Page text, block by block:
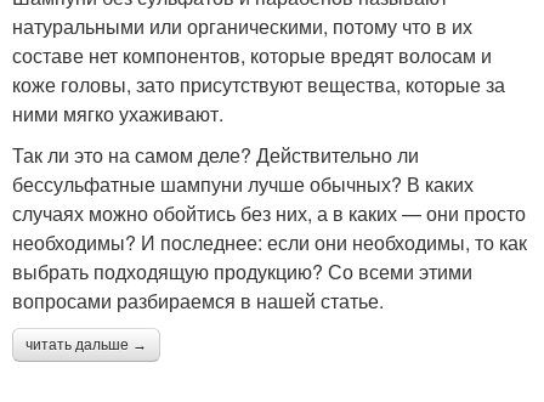
натуральными или органическими, потому что в их
составе нет компонентов, которые вредят волосам и
коже головы, зато присутствуют вещества, которые за
ними мягко ухаживают.
Так ли это на самом деле? Действительно ли
бессульфатные шампуни лучше обычных? В каких
случаях можно обойтись без них, а в каких — они просто
необходимы? И последнее: если они необходимы, то как
выбрать подходящую продукцию? Со всеми этими
вопросами разбираемся в нашей статье.
читать дальше →